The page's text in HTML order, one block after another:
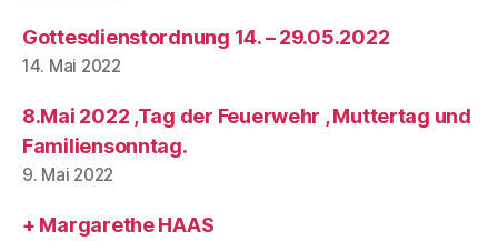
Gottesdienstordnung 14. – 29.05.2022
14. Mai 2022
8.Mai 2022 ,Tag der Feuerwehr , Muttertag und
Familiensonntag.
9. Mai 2022
+ Margarethe HAAS